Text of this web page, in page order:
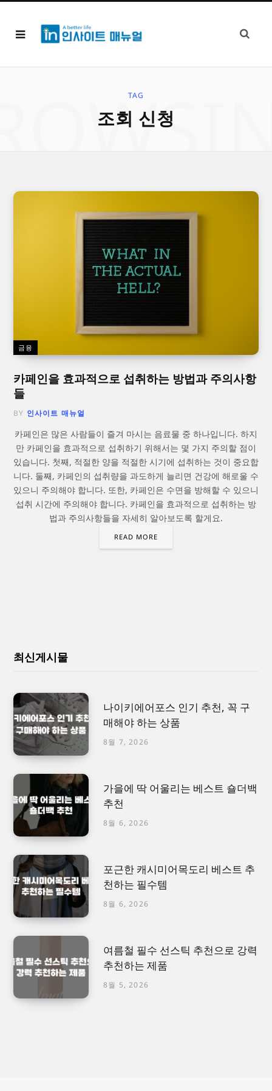
TAG
조회 신청
금융
카페인을 효과적으로 섭취하는 방법과 주의사항
들
BY 인사이트 매뉴얼
카페인은 많은 사람들이 즐겨 마시는 음료물 중 하나입니다. 하지
만 카페인을 효과적으로 섭취하기 위해서는 몇 가지 주의할 점이
있습니다. 첫째, 적절한 양을 적절한 시기에 섭취하는 것이 중요합
니다. 둘째, 카페인의 섭취량을 과도하게 늘리면 건강에 해로울 수
있으니 주의해야 합니다. 또한, 카페인은 수면을 방해할 수 있으니
섭취 시간에 주의해야 합니다. 카페인을 효과적으로 섭취하는 방
법과 주의사항들을 자세히 알아보도록 할게요.
READ MORE
최신게시물
나이키에어포스 인기 추천, 꼭 구
매해야 하는 상품
8월 7, 2026
가을에 딱 어울리는 베스트 숄더백
추천
8월 6, 2026
포근한 캐시미어목도리 베스트 추
천하는 필수템
8월 6, 2026
여름철 필수 선스틱 추천으로 강력
추천하는 제품
8월 5, 2026